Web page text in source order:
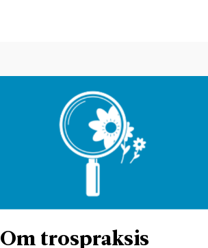
Om trospraksis